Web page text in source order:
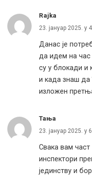
Rajka
23. јануар 2025. у
Данас је
да идем на час
су у блокади и
и када знаш да
изложен
Тања
23. јануар 2025. у
Свака вам
инспектори
јединству и